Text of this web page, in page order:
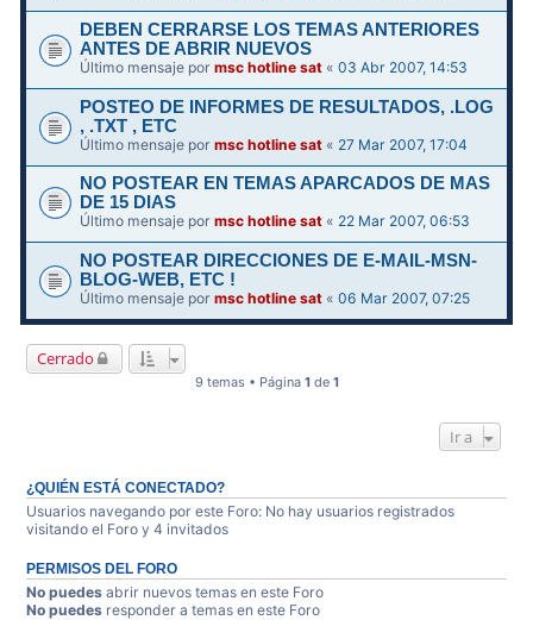
DEBEN CERRARSE LOS TEMAS ANTERIORES
ANTES DE ABRIR NUEVOS
Último mensaje pormsc hotline sat «03 Abr 2007, 14:53
POSTEO DE INFORMES DE RESULTADOS, .LOG
, .TXT , ETC
Último mensaje pormsc hotline sat « 27 Mar 2007, 17:04
NO POSTEAR EN TEMAS APARCADOS DE MAS
DE 15 DIAS
Último mensaje pormsc hotline sat « 22 Mar 2007, 06:53
NO POSTEAR DIRECCIONES DE E-MAIL-MSN-
BLOG-WEB, ETC !
Último mensaje pormsc hotline sat «06 Mar 2007, 07:25
Cerrado
9 temas • Página 1 de 1
Ir a
¿QUIÉN ESTÁ CONECTADO?
Usuarios navegando por este Foro: No hay usuarios registrados
visitando el Foro y 4 invitados
PERMISOS DEL FORO
No puedes abrir nuevos temas en este Foro
No puedes responder a temas en este Foro